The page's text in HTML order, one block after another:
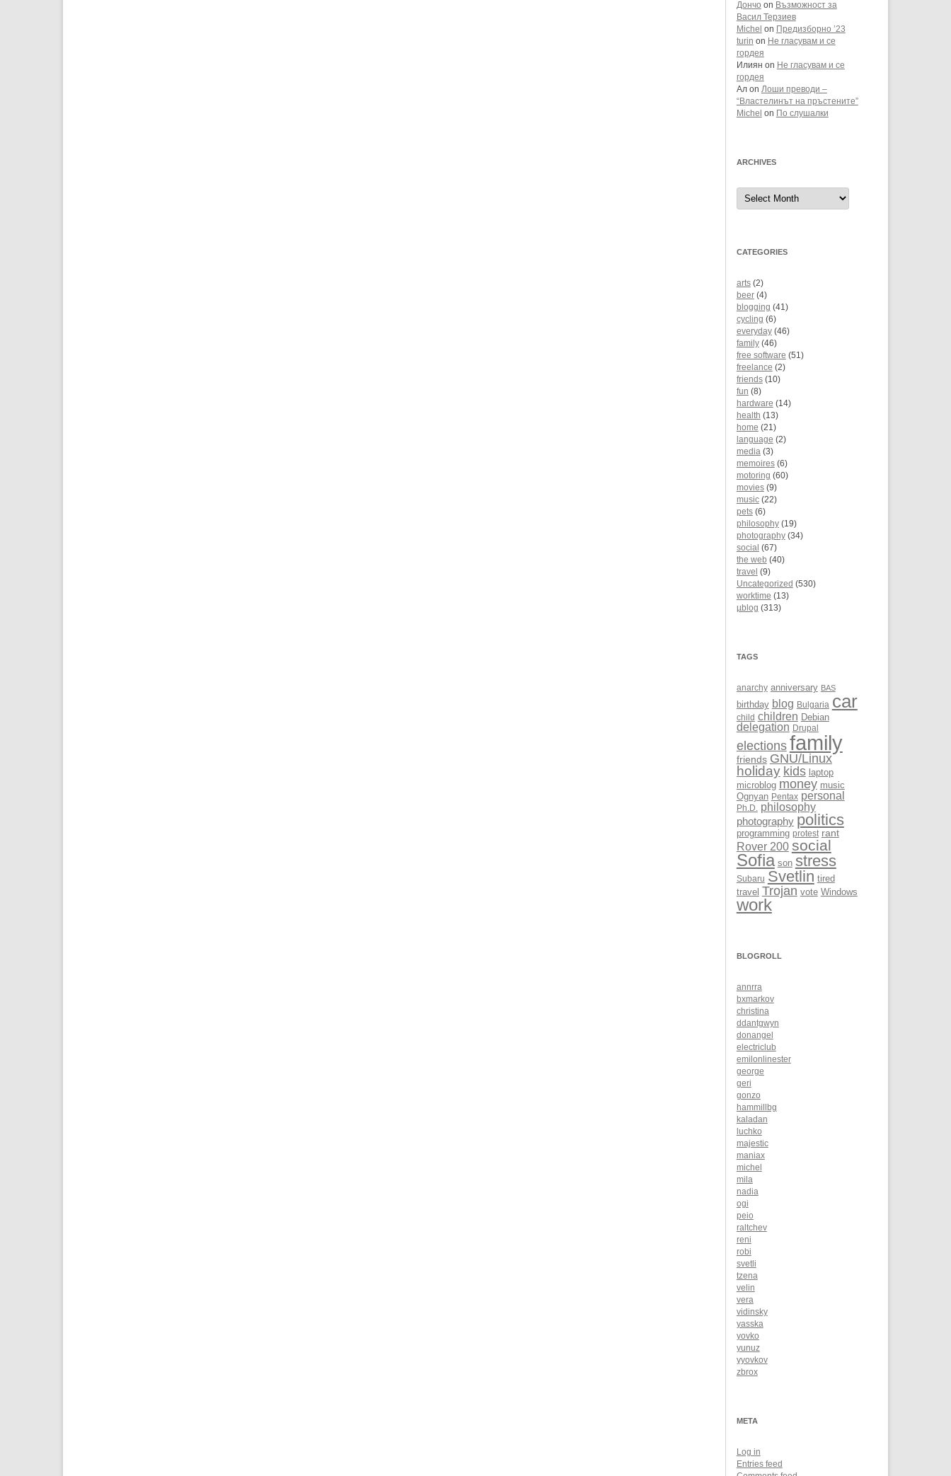
Дончо on Възможност за
Васил Терзиев
Michel on
Предизборно ’23
turin on Не гласувам и се
гордея
Илиян on Не гласувам и се
гордея
Алon Лоши преводи –
“Властелинът на пръстените”
Michel on По слушалки
ARCHIVES
Archives
CATEGORIES
arts(2)
beer(4)
blogging (41)
cycling (6)
everyday(46)
family(46)
free software (51)
freelance (2)
friends(10)
fun (8)
hardware (14)
health (13)
home (21)
language (2)
media (3)
memoires(6)
motoring (60)
movies(9)
music(22)
pets(6)
philosophy(19)
photography(34)
social (67)
the web (40)
travel (9)
Uncategorized (530)
worktime (13)
µblog (313)
TAGS
anarchy anniversary BAS
birthday blog Bulgaria car
child children Debian
delegation Drupal
elections family
friends GNU/Linux
holiday kids laptop
microblog money music
Ognyan Pentax personal
Ph.D. philosophy
photography politics
programming protest rant
Rover 200 social
Sofia son stress
Subaru Svetlin tired
travel Trojan vote Windows
work
BLOGROLL
annrra
bxmarkov
christina
ddantgwyn
donangel
electriclub
emilonlinester
george
geri
gonzo
hammillbg
kaladan
luchko
majestic
maniax
michel
mila
nadia
ogi
peio
raltchev
reni
robi
svetli
tzena
velin
vera
vidinsky
yasska
yovko
yunuz
yyovkov
zbrox
META
Log in
Entries feed